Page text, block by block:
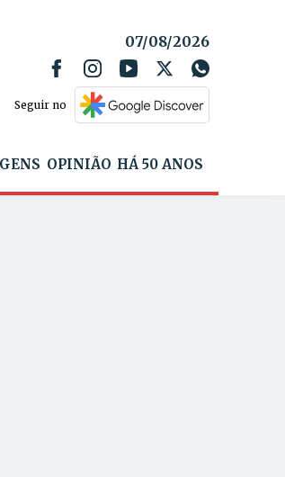
07/08/2026
Seguir no
OPINIÃO HÁ 50 ANOS